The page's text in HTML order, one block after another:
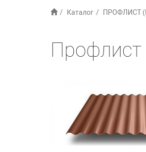
Каталог ПРОФЛИСТ